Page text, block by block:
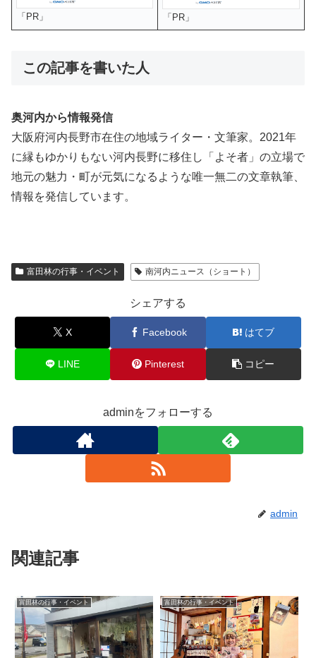
「PR」 「PR」
この記事を書いた人
奥河内から情報発信
大阪府河内長野市在住の地域ライター・文筆家。2021年
に縁もゆかりもない河内長野に移住し「よそ者」の立場で
地元の魅力・町が元気になるような唯一無二の文章執筆、
情報を発信しています。
富田林の行事・イベント 南河内ニュース（ショート）
シェアする
X Facebook はてブ
LINE Pinterest コピー
adminをフォローする
admin
関連記事
富田林の行事・イベント 富田林の行事・イベント